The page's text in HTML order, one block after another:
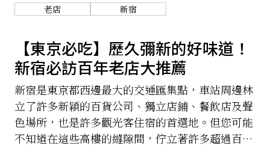
在品嘗的同時，也能加深理解奈良的美食文化哦！
老店 新宿
【東京必吃】歷久彌新的好味道！
新宿必訪百年老店大推薦
新宿是東京都西邊最大的交通匯集點，車站周邊林
立了許多新穎的百貨公司、獨立店鋪、餐飲店及聲
色場所，也是許多觀光客住宿的首選地。但您可能
不知道在這些高樓的縫隙間，佇立著許多超過百年